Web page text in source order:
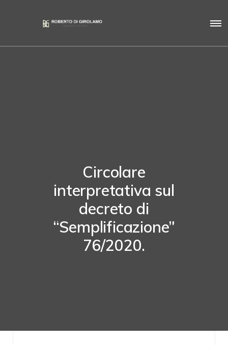
Circolare
interpretativa sul
decreto di
“Semplificazione”
76/2020.